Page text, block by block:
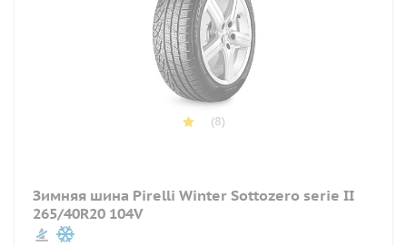
(8)
Зимняя шина Pirelli Winter Sottozero serie II
265/40R20 104V